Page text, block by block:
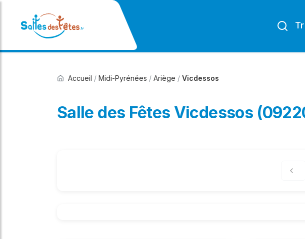
Accueil / Midi-Pyrénées / Ariège / Vicdessos
Salle des Fêtes Vicdessos